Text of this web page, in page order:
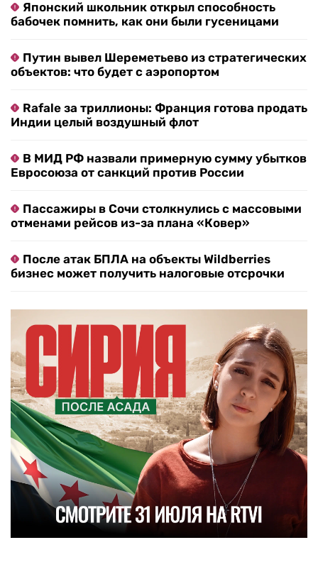
Японский школьник открыл способность
бабочек помнить, как они были гусеницами
Путин вывел Шереметьево из стратегических
объектов: что будет с аэропортом
Rafale за триллионы: Франция готова продать
Индии целый воздушный флот
В МИД РФ назвали примерную сумму убытков
Евросоюза от санкций против России
Пассажиры в Сочи столкнулись с массовыми
отменами рейсов из-за плана «Ковер»
После атак БПЛА на объекты Wildberries
бизнес может получить налоговые отсрочки